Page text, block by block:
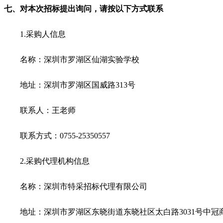
七、对本次招标提出询问，请按以下方式联系
1.采购人信息
名称：深圳市罗湖区仙湖实验学校
地址：深圳市罗湖区国威路313号
联系人：王老师
联系方式：0755-25350557
2.采购代理机构信息
名称：深圳市特采招标代理有限公司
地址：深圳市罗湖区东晓街道东晓社区太白路3031号中冠